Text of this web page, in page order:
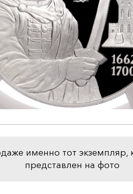
именно тот экземпляр,
представлен на фото